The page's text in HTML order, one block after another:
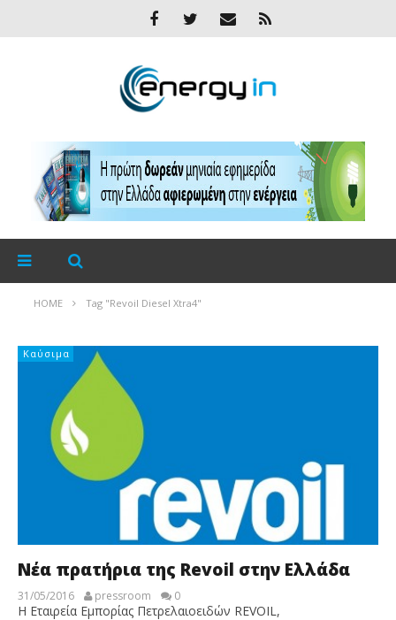
HOME Tag "Revoil Diesel Xtra4"
Καύσιμα
Νέα πρατήρια της Revoil στην Ελλάδα
31/05/2016 pressroom 0
Η Εταιρεία Εμπορίας Πετρελαιοειδών REVOIL,